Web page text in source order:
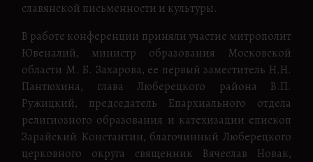
славянской письменности и культуры.
В работе конференции приняли участие митрополит
Ювеналий, министр образования Московской
области М. Б. Захарова, ее первый заместитель Н.Н.
Пантюхина, глава Люберецкого района В.П.
Ружицкий, председатель Епархиального отдела
религиозного образования и катехизации епископ
Зарайский Константин, благочинный Люберецкого
церковного округа священник Вячеслав Новак,